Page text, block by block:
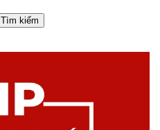
Tìm kiếm